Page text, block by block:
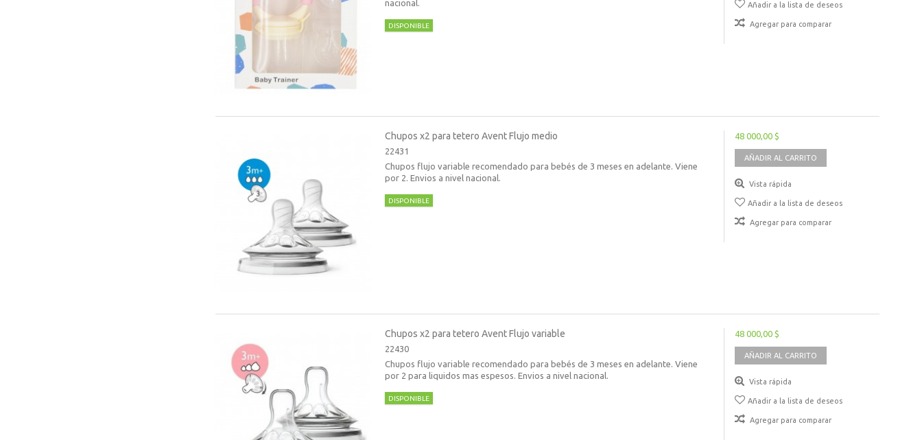
nacional.
DISPONIBLE
Añadir a la lista de deseos
Agregar para comparar
Chupos x2 para tetero Avent Flujo medio
22431
Chupos flujo variable recomendado para bebés de 3 meses en adelante. Viene
por 2. Envios a nivel nacional.
DISPONIBLE
48 000,00 $
AÑADIR AL CARRITO
Vista rápida
Añadir a la lista de deseos
Agregar para comparar
Chupos x2 para tetero Avent Flujo variable
22430
Chupos flujo variable recomendado para bebés de 3 meses en adelante. Viene
por 2 para liquidos mas espesos. Envios a nivel nacional.
DISPONIBLE
48 000,00 $
AÑADIR AL CARRITO
Vista rápida
Añadir a la lista de deseos
Agregar para comparar